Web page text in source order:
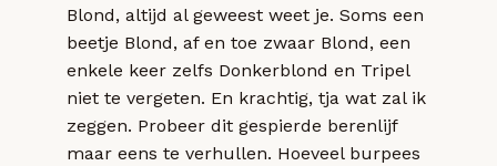
Blond, altijd al geweest weet je. Soms een
beetje Blond, af en toe zwaar Blond, een
enkele keer zelfs Donkerblond en Tripel
niet te vergeten. En krachtig, tja wat zal ik
zeggen. Probeer dit gespierde berenlijf
maar eens te verhullen. Hoeveel burpees